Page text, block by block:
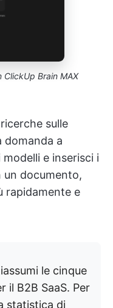
Brain MAX
sulle
domanda a
e inserisci i
documento,
rapidamente e
le cinque
il B2B SaaS. Per
statistica di